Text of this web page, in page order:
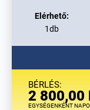
Elérhető:
1db
BÉRLÉS:
2 800,00
EGYSÉGENKÉNT